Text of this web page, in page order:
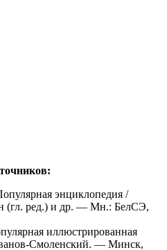
энциклопедия /
(гл. ред.) и др. — Мн.: БелСЭ,
иллюстрированная
Смоленский. — Минск,